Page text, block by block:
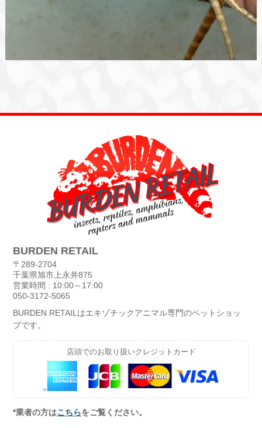
BURDEN RETAIL
〒289-2704
千葉県旭市上永井875
営業時間 : 10:00～17:00
050-3172-5065
BURDEN RETAILはエキゾチックアニマル専門のペットショッ
プです。
店頭でのお取り扱いクレジットカード
*業者の方はこちらをご覧ください。